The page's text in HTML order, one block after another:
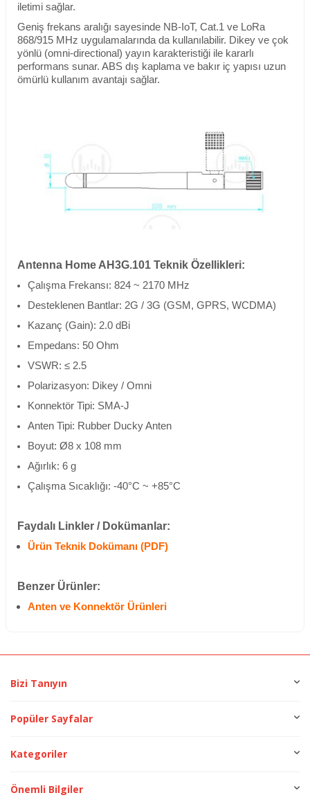
iletimi sağlar.
Geniş frekans aralığı sayesinde NB-IoT, Cat.1 ve LoRa
868/915 MHz uygulamalarında da kullanılabilir. Dikey ve çok
yönlü (omni-directional) yayın karakteristiği ile kararlı
performans sunar. ABS dış kaplama ve bakır iç yapısı uzun
ömürlü kullanım avantajı sağlar.
Antenna Home AH3G.101 Teknik Özellikleri:
Çalışma Frekansı: 824 ~ 2170 MHz
Desteklenen Bantlar: 2G / 3G (GSM, GPRS, WCDMA)
Kazanç (Gain): 2.0 dBi
Empedans: 50 Ohm
VSWR: ≤ 2.5
Polarizasyon: Dikey / Omni
Konnektör Tipi: SMA-J
Anten Tipi: Rubber Ducky Anten
Boyut: Ø8 x 108 mm
Ağırlık: 6 g
Çalışma Sıcaklığı: -40°C ~ +85°C
Faydalı Linkler / Dokümanlar:
Ürün Teknik Dokümanı (PDF)
Benzer Ürünler:
Anten ve Konnektör Ürünleri
Bizi Tanıyın
Popüler Sayfalar
Kategoriler
Önemli Bilgiler